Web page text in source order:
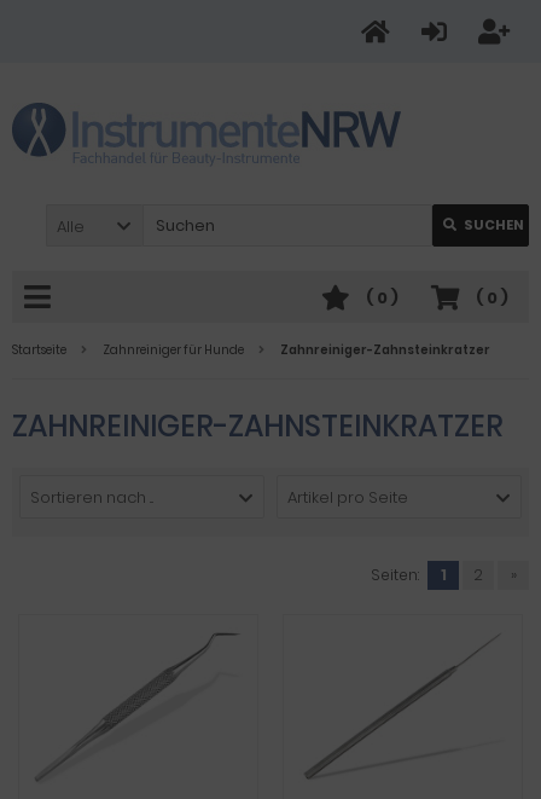
Alle SUCHEN
( 0 )
( 0 )
Startseite Zahnreiniger für Hunde Zahnreiniger-Zahnsteinkratzer
ZAHNREINIGER-ZAHNSTEINKRATZER
Sortieren nach ... Artikel pro Seite
Seiten: 1 2 »